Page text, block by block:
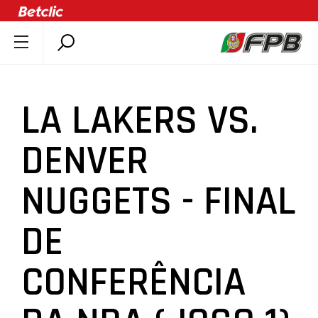
ÚLTIMAS
COMPETIÇÕES
ASSOCIAÇÕES
CLUBES
AGENTES
AGENDA
SELEÇÕES
MINIBASQUETE
LA LAKERS VS.
DENVER
NUGGETS - FINAL
DE
CONFERÊNCIA